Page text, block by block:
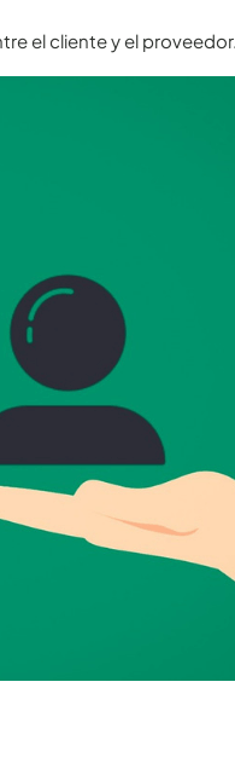
el cliente y el proveedor.